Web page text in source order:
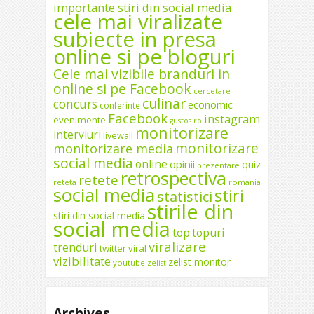
importante stiri din social media
cele mai viralizate
subiecte in presa
online si pe bloguri
Cele mai vizibile branduri in
online si pe Facebook cercetare
concurs conferinte culinareconomic
evenimente Facebook gustos.ro instagram
interviuri livewall monitorizare
monitorizare media monitorizare
social media online opinii prezentare quiz
reteta retete retrospectiva romania
social mediastatisticistiri
stiri din social media stirile din
social media toptopuri
trenduri twitterviral viralizare
vizibilitate youtube zelist zelist monitor